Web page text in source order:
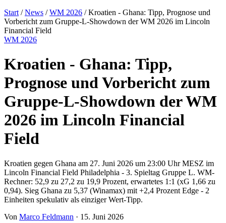
Start /News /WM 2026 /Kroatien - Ghana: Tipp, Prognose und
Vorbericht zum Gruppe-L-Showdown der WM 2026 im Lincoln
Financial Field
WM 2026
Kroatien - Ghana: Tipp,
Prognose und Vorbericht zum
Gruppe-L-Showdown der WM
2026 im Lincoln Financial
Field
Kroatien gegen Ghana am 27. Juni 2026 um 23:00 Uhr MESZ im
Lincoln Financial Field Philadelphia - 3. Spieltag Gruppe L. WM-
Rechner: 52,9 zu 27,2 zu 19,9 Prozent, erwartetes 1:1 (xG 1,66 zu
0,94). Sieg Ghana zu 5,37 (Winamax) mit +2,4 Prozent Edge - 2
Einheiten spekulativ als einziger Wert-Tipp.
Von Marco Feldmann · 15. Juni 2026